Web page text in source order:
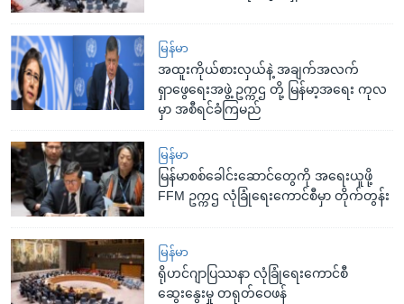
မြန်မာ
အထူးကိုယ်စားလှယ်နဲ့ အချက်အလက်
ရှာဖွေရေးအဖွဲ့ ဥက္ကဌ တို့ မြန်မာ့အရေး ကုလ
မှာ အစီရင်ခံကြမည်
မြန်မာ
မြန်မာစစ်ခေါင်းဆောင်တွေကို အရေးယူဖို့
FFM ဥက္ကဌ လုံခြုံရေးကောင်စီမှာ တိုက်တွန်း
မြန်မာ
ရိုဟင်ဂျာပြဿနာ လုံခြုံရေးကောင်စီ
ဆွေးနွေးမှု တရုတ်ဝေဖန်